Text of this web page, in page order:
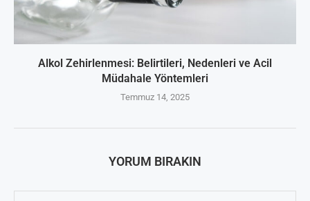
Alkol Zehirlenmesi: Belirtileri, Nedenleri ve Acil
Müdahale Yöntemleri
Temmuz 14, 2025
YORUM BIRAKIN